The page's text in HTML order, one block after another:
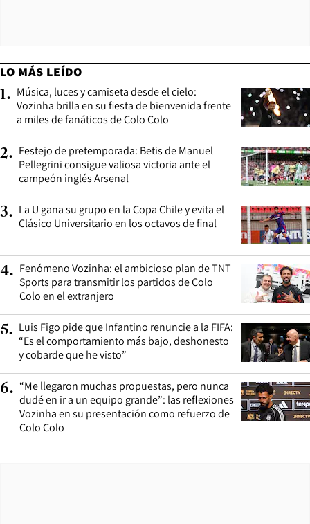
LO MÁS LEÍDO
1. Música, luces y camiseta desde el cielo:
Vozinha brilla en su fiesta de bienvenida frente
a miles de fanáticos de Colo Colo
2. Festejo de pretemporada: Betis de Manuel
Pellegrini consigue valiosa victoria ante el
campeón inglés Arsenal
3. La U gana su grupo en la Copa Chile y evita el
Clásico Universitario en los octavos de final
4. Fenómeno Vozinha: el ambicioso plan de TNT
Sports para transmitir los partidos de Colo
Colo en el extranjero
5. Luis Figo pide que Infantino renuncie a la FIFA:
“Es el comportamiento más bajo, deshonesto
y cobarde que he visto”
6. “Me llegaron muchas propuestas, pero nunca
dudé en ir a un equipo grande”: las reflexiones
Vozinha en su presentación como refuerzo de
Colo Colo